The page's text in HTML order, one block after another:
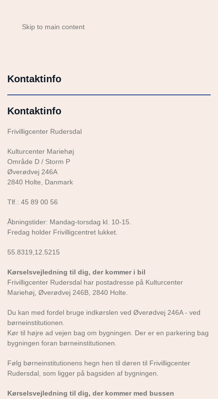
Skip to main content
Kontaktinfo
Kontaktinfo
Frivilligcenter Rudersdal
Kulturcenter Mariehøj
Område D / Storm P
Øverødvej 246A
2840 Holte, Danmark
Tlf.: 45 89 00 56
Åbningstider: Mandag-torsdag kl. 10-15.
Fredag holder Frivilligcentret lukket.
55.8319,12.5215
Kørselsvejledning til dig, der kommer i bil
Frivilligcenter Rudersdal har postadresse på Kulturcenter
Mariehøj, Øverødvej 246B, 2840 Holte.
Du kan med fordel bruge indkørslen ved Øverødvej 246A - ved
børneinstitutionen.
Kør til højre ad vejen bag om bygningen. Der er en parkering bag
bygningen foran børneinstitutionen.
Følg børneinstitutionens hegn hen til døren til Frivilligcenter
Rudersdal, som ligger på bagsiden af bygningen.
Kørselsvejledning til dig, der kommer med bussen